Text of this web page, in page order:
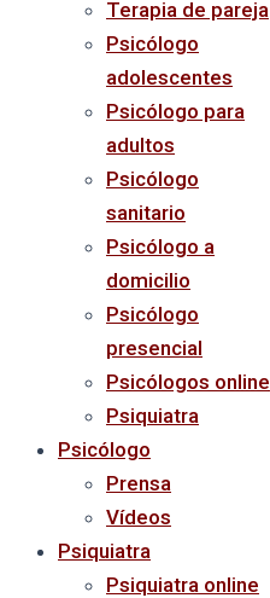
Terapia de pareja
Psicólogo
adolescentes
Psicólogo para
adultos
Psicólogo
sanitario
Psicólogo a
domicilio
Psicólogo
presencial
Psicólogos online
Psiquiatra
Psicólogo
Prensa
Vídeos
Psiquiatra
Psiquiatra online